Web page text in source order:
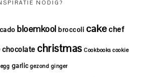
NODIG?
bloemkool broccoli cakechef
chocolate christmas Cookbooks cookie
egg garlic gezond ginger